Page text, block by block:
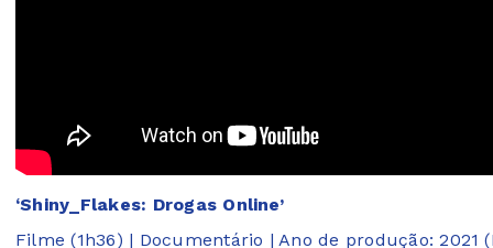
‘Shiny_Flakes: Drogas Online’
Filme (1h36) | Documentário | Ano de produção: 2021